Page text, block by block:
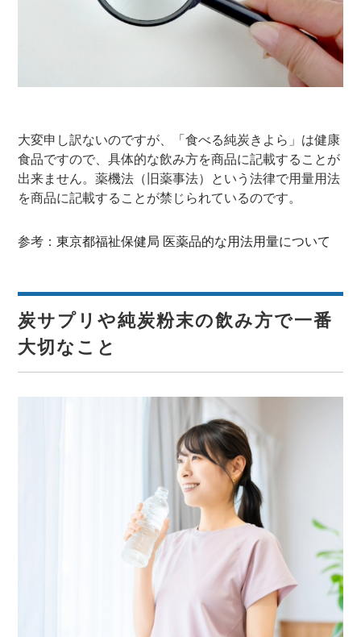
大変申し訳ないのですが、「食べる純炭きよら」は健康
食品ですので、具体的な飲み方を商品に記載することが
出来ません。薬機法（旧薬事法）という法律で用量用法
を商品に記載することが禁じられているのです。
参考：東京都福祉保健局 医薬品的な用法用量について
炭サプリや純炭粉末の飲み方で一番
大切なこと